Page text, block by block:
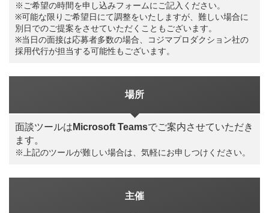
※ご希望の時間を申し込みフォームにご記入ください。
※可能な限りご希望日にて調整をいたしますが、難しい場合に
別日でのご提案をさせていただくこともございます。
※当日の面接は応募者多数の場合、コジマプロダクション社の
採用代行が担当する可能性もございます。
場所
面談ツールは Microsoft Teamsでご案内させていただき
ます。
※上記のツールが難しい場合は、気軽にお申しつけください。
主催